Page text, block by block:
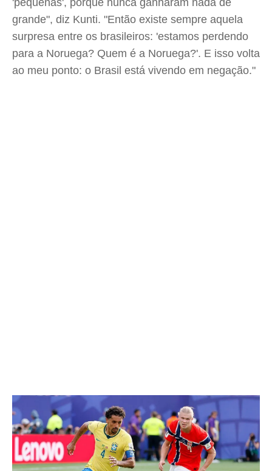
'pequenas', porque nunca ganharam nada de
grande", diz Kunti. "Então existe sempre aquela
surpresa entre os brasileiros: 'estamos perdendo
para a Noruega? Quem é a Noruega?'. E isso volta
ao meu ponto: o Brasil está vivendo em negação."